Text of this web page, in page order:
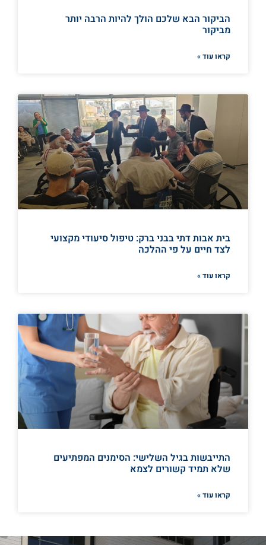
הביקור הבא שלכם הולך להיות הרבה יותר
מביקור
קראו עוד »
בית אבות דתי בבני ברק: טיפול סיעודי מקצועי
לצד חיים על פי ההלכה
קראו עוד »
התייבשות בגיל השלישי: הסימנים המפתיעים
שלא תמיד קשורים לצמא
קראו עוד »